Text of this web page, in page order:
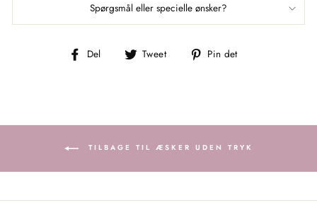
Spørgsmål eller specielle ønsker?
Del
Del
Tweet
Tweet Pin det
TILBAGE TIL ÆSKER UDEN TRYK